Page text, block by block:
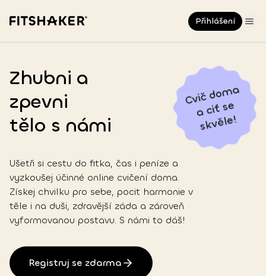
Přihlášení
Zhubni a
zpevni
tělo s námi
Ušetři si cestu do fitka, čas i peníze a
vyzkoušej účinné online cvičení doma.
Získej chvilku pro sebe, pocit harmonie v
těle i na duši, zdravější záda a zároveň
vyformovanou postavu. S námi to dáš!
Registruj se zdarma
C
vi
č
d
o
m
a
a
ciť s
e
s
k
v
ěl
e!